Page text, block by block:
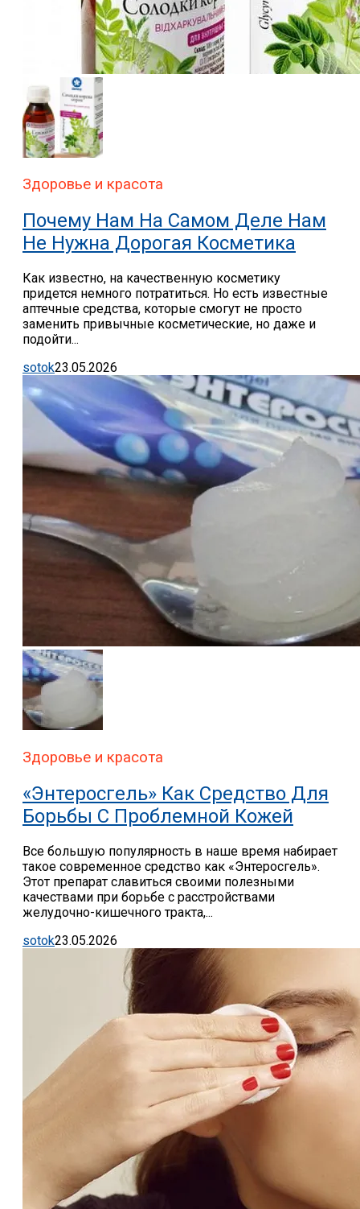
Здоровье и красота
Почему Нам На Самом Деле Нам
Не Нужна Дорогая Косметика
Как известно, на качественную косметику
придется немного потратиться. Но есть известные
аптечные средства, которые смогут не просто
заменить привычные косметические, но даже и
подойти...
sotok23.05.2026
Здоровье и красота
«Энтеросгель» Как Средство Для
Борьбы С Проблемной Кожей
Все большую популярность в наше время набирает
такое современное средство как «Энтеросгель».
Этот препарат славиться своими полезными
качествами при борьбе с расстройствами
желудочно-кишечного тракта,...
sotok23.05.2026